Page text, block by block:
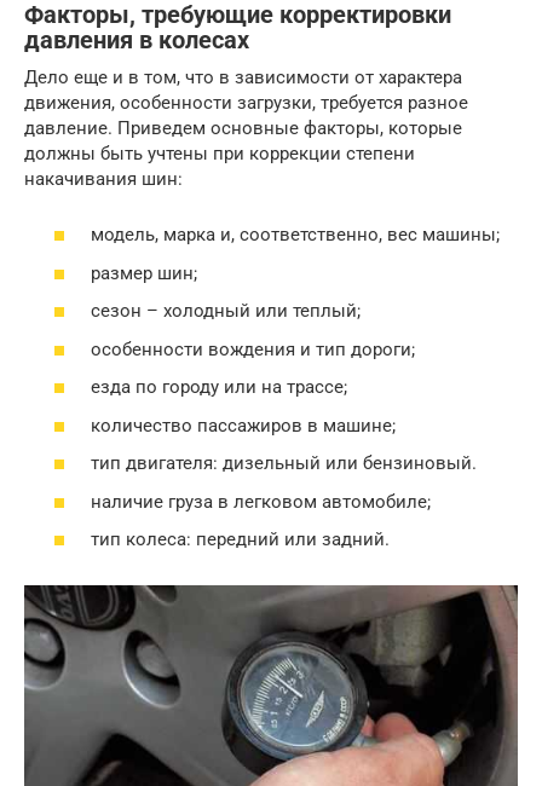
Факторы, требующие корректировки
давления в колесах
Дело еще и в том, что в зависимости от характера
движения, особенности загрузки, требуется разное
давление. Приведем основные факторы, которые
должны быть учтены при коррекции степени
накачивания шин:
модель, марка и, соответственно, вес машины;
размер шин;
сезон – холодный или теплый;
особенности вождения и тип дороги;
езда по городу или на трассе;
количество пассажиров в машине;
тип двигателя: дизельный или бензиновый.
наличие груза в легковом автомобиле;
тип колеса: передний или задний.